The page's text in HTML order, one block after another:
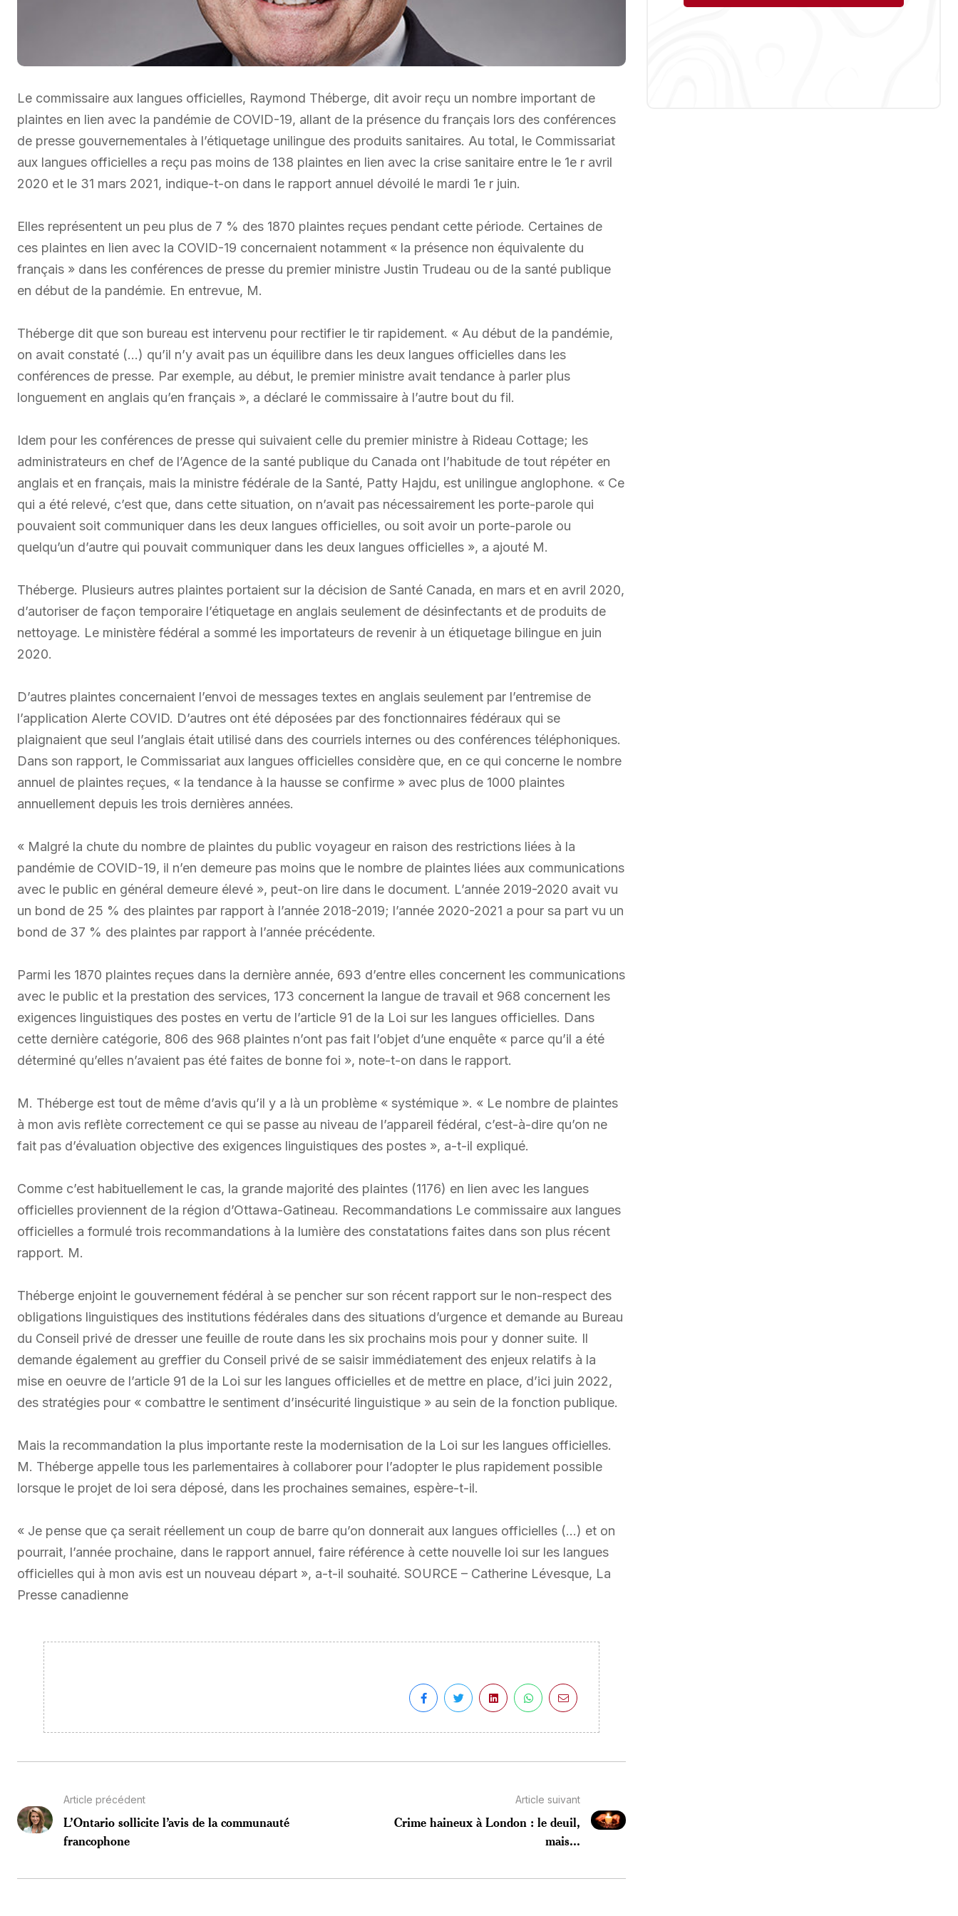
Le commissaire aux langues officielles, Raymond Théberge, dit avoir reçu un nombre important de
plaintes en lien avec la pandémie de COVID-19, allant de la présence du français lors des conférences
de presse gouvernementales à l’étiquetage unilingue des produits sanitaires. Au total, le Commissariat
aux langues officielles a reçu pas moins de 138 plaintes en lien avec la crise sanitaire entre le 1e r avril
2020 et le 31 mars 2021, indique-t-on dans le rapport annuel dévoilé le mardi 1e r juin.
Elles représentent un peu plus de 7 % des 1870 plaintes reçues pendant cette période. Certaines de
ces plaintes en lien avec la COVID-19 concernaient notamment « la présence non équivalente du
français » dans les conférences de presse du premier ministre Justin Trudeau ou de la santé publique
en début de la pandémie. En entrevue, M.
Théberge dit que son bureau est intervenu pour rectifier le tir rapidement. « Au début de la pandémie,
on avait constaté (…) qu’il n’y avait pas un équilibre dans les deux langues officielles dans les
conférences de presse. Par exemple, au début, le premier ministre avait tendance à parler plus
longuement en anglais qu’en français », a déclaré le commissaire à l’autre bout du fil.
Idem pour les conférences de presse qui suivaient celle du premier ministre à Rideau Cottage; les
administrateurs en chef de l’Agence de la santé publique du Canada ont l’habitude de tout répéter en
anglais et en français, mais la ministre fédérale de la Santé, Patty Hajdu, est unilingue anglophone. « Ce
qui a été relevé, c’est que, dans cette situation, on n’avait pas nécessairement les porte-parole qui
pouvaient soit communiquer dans les deux langues officielles, ou soit avoir un porte-parole ou
quelqu’un d’autre qui pouvait communiquer dans les deux langues officielles », a ajouté M.
Théberge. Plusieurs autres plaintes portaient sur la décision de Santé Canada, en mars et en avril 2020,
d’autoriser de façon temporaire l’étiquetage en anglais seulement de désinfectants et de produits de
nettoyage. Le ministère fédéral a sommé les importateurs de revenir à un étiquetage bilingue en juin
2020.
D’autres plaintes concernaient l’envoi de messages textes en anglais seulement par l’entremise de
l’application Alerte COVID. D’autres ont été déposées par des fonctionnaires fédéraux qui se
plaignaient que seul l’anglais était utilisé dans des courriels internes ou des conférences téléphoniques.
Dans son rapport, le Commissariat aux langues officielles considère que, en ce qui concerne le nombre
annuel de plaintes reçues, « la tendance à la hausse se confirme » avec plus de 1000 plaintes
annuellement depuis les trois dernières années.
« Malgré la chute du nombre de plaintes du public voyageur en raison des restrictions liées à la
pandémie de COVID-19, il n’en demeure pas moins que le nombre de plaintes liées aux communications
avec le public en général demeure élevé », peut-on lire dans le document. L’année 2019-2020 avait vu
un bond de 25 % des plaintes par rapport à l’année 2018-2019; l’année 2020-2021 a pour sa part vu un
bond de 37 % des plaintes par rapport à l’année précédente.
Parmi les 1870 plaintes reçues dans la dernière année, 693 d’entre elles concernent les communications
avec le public et la prestation des services, 173 concernent la langue de travail et 968 concernent les
exigences linguistiques des postes en vertu de l’article 91 de la Loi sur les langues officielles. Dans
cette dernière catégorie, 806 des 968 plaintes n’ont pas fait l’objet d’une enquête « parce qu’il a été
déterminé qu’elles n’avaient pas été faites de bonne foi », note-t-on dans le rapport.
M. Théberge est tout de même d’avis qu’il y a là un problème « systémique ». « Le nombre de plaintes
à mon avis reflète correctement ce qui se passe au niveau de l’appareil fédéral, c’est-à-dire qu’on ne
fait pas d’évaluation objective des exigences linguistiques des postes », a-t-il expliqué.
Comme c’est habituellement le cas, la grande majorité des plaintes (1176) en lien avec les langues
officielles proviennent de la région d’Ottawa-Gatineau. Recommandations Le commissaire aux langues
officielles a formulé trois recommandations à la lumière des constatations faites dans son plus récent
rapport. M.
Théberge enjoint le gouvernement fédéral à se pencher sur son récent rapport sur le non-respect des
obligations linguistiques des institutions fédérales dans des situations d’urgence et demande au Bureau
du Conseil privé de dresser une feuille de route dans les six prochains mois pour y donner suite. Il
demande également au greffier du Conseil privé de se saisir immédiatement des enjeux relatifs à la
mise en oeuvre de l’article 91 de la Loi sur les langues officielles et de mettre en place, d’ici juin 2022,
des stratégies pour « combattre le sentiment d’insécurité linguistique » au sein de la fonction publique.
Mais la recommandation la plus importante reste la modernisation de la Loi sur les langues officielles.
M. Théberge appelle tous les parlementaires à collaborer pour l’adopter le plus rapidement possible
lorsque le projet de loi sera déposé, dans les prochaines semaines, espère-t-il.
« Je pense que ça serait réellement un coup de barre qu’on donnerait aux langues officielles (…) et on
pourrait, l’année prochaine, dans le rapport annuel, faire référence à cette nouvelle loi sur les langues
officielles qui à mon avis est un nouveau départ », a-t-il souhaité. SOURCE – Catherine Lévesque, La
Presse canadienne
Article précédent
L’Ontario sollicite l’avis de la communauté
francophone
Article suivant
Crime haineux à London : le deuil,
mais...